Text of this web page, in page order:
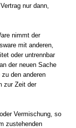
nur dann,
nimmt der
mit anderen,
oder untrennbar
der neuen Sache
den anderen
zur Zeit der
Vermischung, so
zustehenden